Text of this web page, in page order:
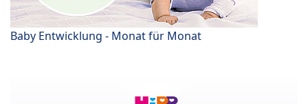
Baby Entwicklung - Monat für Monat